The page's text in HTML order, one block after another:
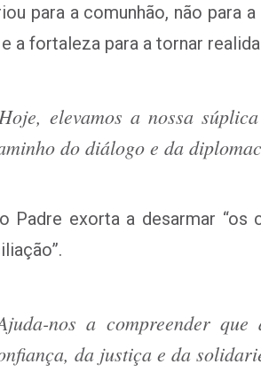
para a comunhão, não para
a fortaleza para a tornar
elevamos a nossa
do diálogo e da
Padre exorta a desarmar
nos a compreender
da justiça e da